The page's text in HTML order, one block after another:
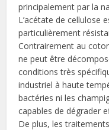
principalement par la
L’acétate de cellulose
particulièrement
Contrairement au
ne peut être
conditions très
industriel à haute
bactéries ni les
capables de dégrader
De plus, les